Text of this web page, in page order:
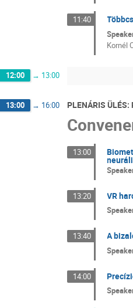
11:40
Kornél
12:00 → 13:00
13:00 → 16:00 PLENÁRIS
13:00
13:20 VR
13:40 A
14:00